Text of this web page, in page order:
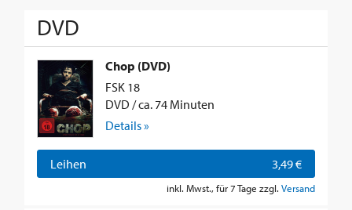
DVD
Chop (DVD)
FSK 18
DVD / ca. 74 Minuten
Details »
Leihen 3,49 €
inkl. Mwst., für 7 Tage zzgl. Versand